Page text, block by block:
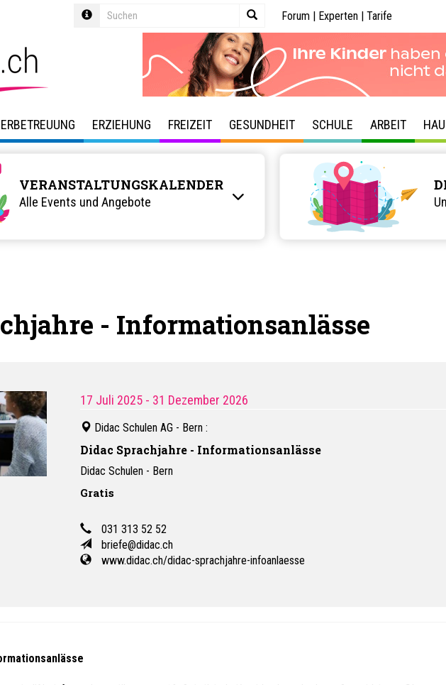
Forum | Experten | Tarife
ERZIEHUNG FREIZEIT GESUNDHEIT SCHULE ARBEIT
VERANSTALTUNGSKALENDER
Alle Events und Angebote
- Informationsanlässe
17 Juli 2025 - 31 Dezember 2026
Didac Schulen AG - Bern :
Didac Sprachjahre - Informationsanlässe
Didac Schulen - Bern
Gratis
031 313 52 52
briefe@didac.ch
www.didac.ch/didac-sprachjahre-infoanlaesse